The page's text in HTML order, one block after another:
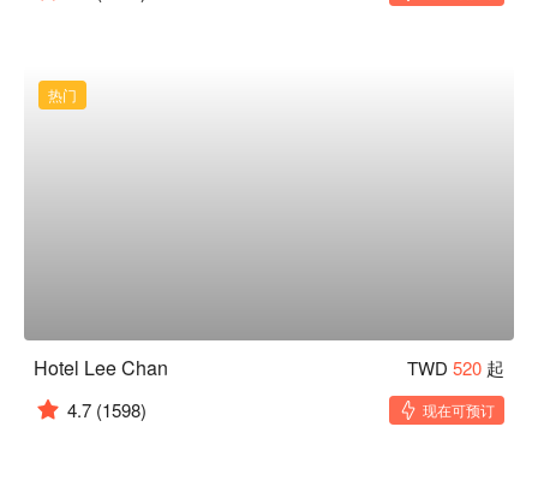
热门
Hotel Lee Chan TWD 520 起
4.7 (1598) 现在可预订